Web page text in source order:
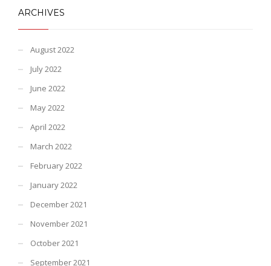
ARCHIVES
August 2022
July 2022
June 2022
May 2022
April 2022
March 2022
February 2022
January 2022
December 2021
November 2021
October 2021
September 2021